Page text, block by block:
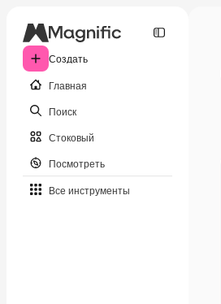
Создать
Главная
Поиск
Стоковый
Посмотреть
Все инструменты